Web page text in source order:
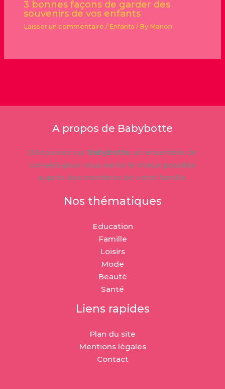
3 bonnes façons de garder des
souvenirs de vos enfants
Laisser un commentaire / Enfants / By Manon
A propos de Babybotte
Découvrez sur Babybotte, un ensemble de
conseils pour vous sentir le mieux possible
auprès des membres de votre famille.
Nos thématiques
Education
Famille
Loisirs
Mode
Beauté
Santé
Liens rapides
Plan du site
Mentions légales
Contact